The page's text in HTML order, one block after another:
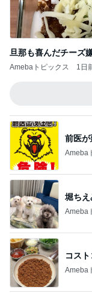
旦那も喜んだチーズ
Amebaトピックス 1日
前医
Ameba
堀ち
Ameba
コス
Ameba